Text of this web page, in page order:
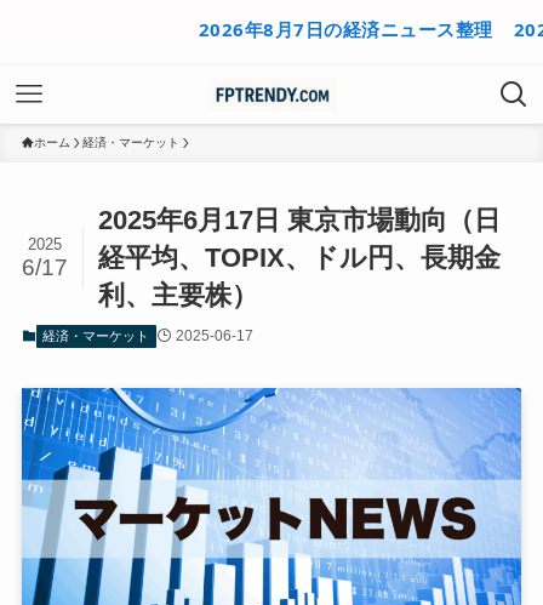
2026年8月7日の経済ニュース整理 2026年8
ホーム 経済・マーケット
2025年6月17日 東京市場動向（日
経平均、TOPIX、ドル円、長期金
利、主要株）
2025
6/17
経済・マーケット 2025-06-17